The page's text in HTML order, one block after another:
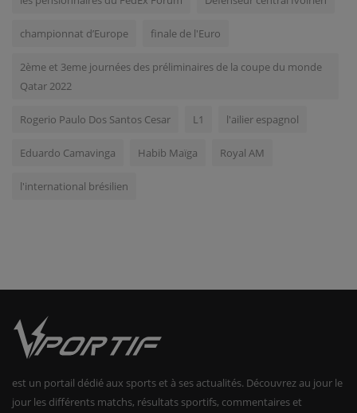
championnat d’Europe finale de l'Euro
2ème et 3eme journées des préliminaires de la coupe du monde
Qatar 2022
Rogerio Paulo Dos Santos Cesar L1 l'ailier espagnol
Eduardo Camavinga Habib Maïga Royal AM
l'international brésilien
est un portail dédié aux sports et à ses actualités. Découvrez au jour le
jour les différents matchs, résultats sportifs, commentaires et